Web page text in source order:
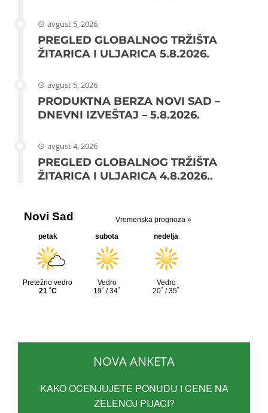
avgust 5, 2026
PREGLED GLOBALNOG TRŽIŠTA
ŽITARICA I ULJARICA 5.8.2026.
avgust 5, 2026
PRODUKTNA BERZA NOVI SAD –
DNEVNI IZVEŠTAJ – 5.8.2026.
avgust 4, 2026
PREGLED GLOBALNOG TRŽIŠTA
ŽITARICA I ULJARICA 4.8.2026..
NOVA ANKETA
KAKO OCENJUJETE PONUDU I CENE NA
ZELENOJ PIJACI?